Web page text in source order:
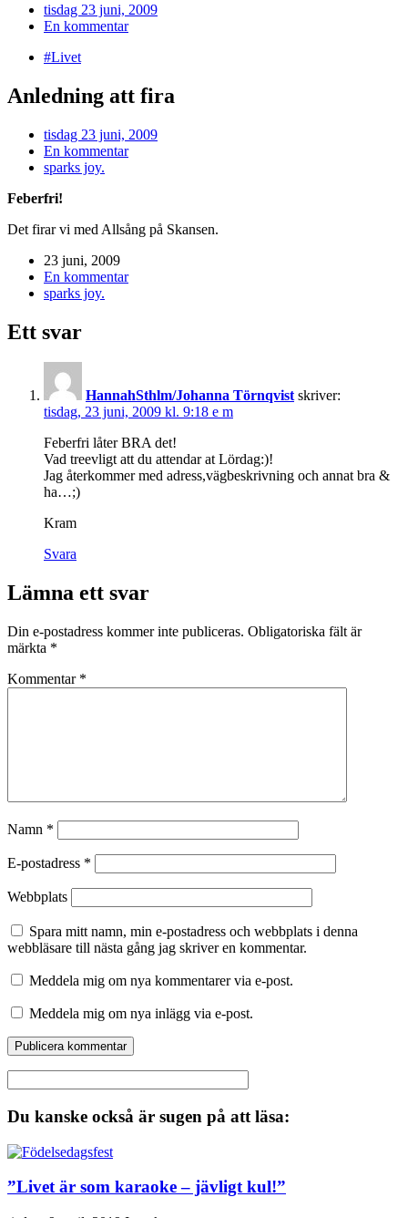
tisdag 23 juni, 2009
En kommentar
#Livet
Anledning att fira
tisdag 23 juni, 2009
En kommentar
sparks joy.
Feberfri!
Det firar vi med Allsång på Skansen.
23 juni, 2009
En kommentar
sparks joy.
Ett svar
HannahSthlm/Johanna Törnqvist skriver:
tisdag, 23 juni, 2009 kl. 9:18 e m
Feberfri låter BRA det!
Vad treevligt att du attendar at Lördag:)!
Jag återkommer med adress,vägbeskrivning och annat bra &
ha…;)
Kram
Svara
Lämna ett svar
Din e-postadress kommer inte publiceras. Obligatoriska fält är
märkta *
Kommentar *
Namn *
E-postadress *
Webbplats
Spara mitt namn, min e-postadress och webbplats i denna
webbläsare till nästa gång jag skriver en kommentar.
Meddela mig om nya kommentarer via e-post.
Meddela mig om nya inlägg via e-post.
Du kanske också är sugen på att läsa:
”Livet är som karaoke – jävligt kul!”